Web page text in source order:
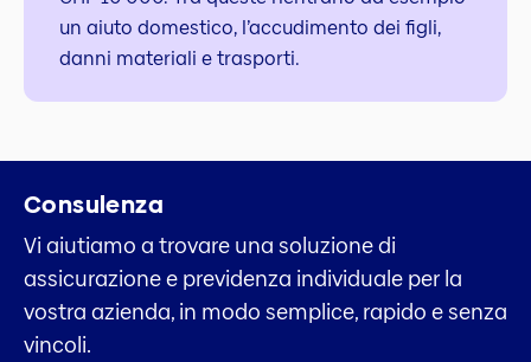
un aiuto domestico, l’accudimento dei figli,
danni materiali e trasporti.
Consulenza
Vi aiutiamo a trovare una soluzione di
assicurazione e previdenza individuale per la
vostra azienda, in modo semplice, rapido e senza
vincoli.